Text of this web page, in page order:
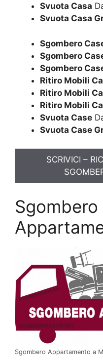
Svuota Casa
Svuota Casa
Sgombero
Sgombero
Sgombero
Ritiro Mobili
Ritiro Mobili
Ritiro Mobili
Svuota Case
Svuota Case
SCRIVICI –
Sgombero
Sgombero Appartamento a